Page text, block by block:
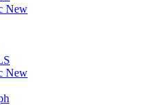
New
New